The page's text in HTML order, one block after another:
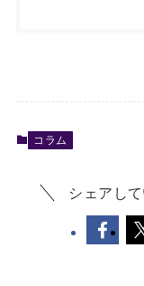
コラム
シェアし